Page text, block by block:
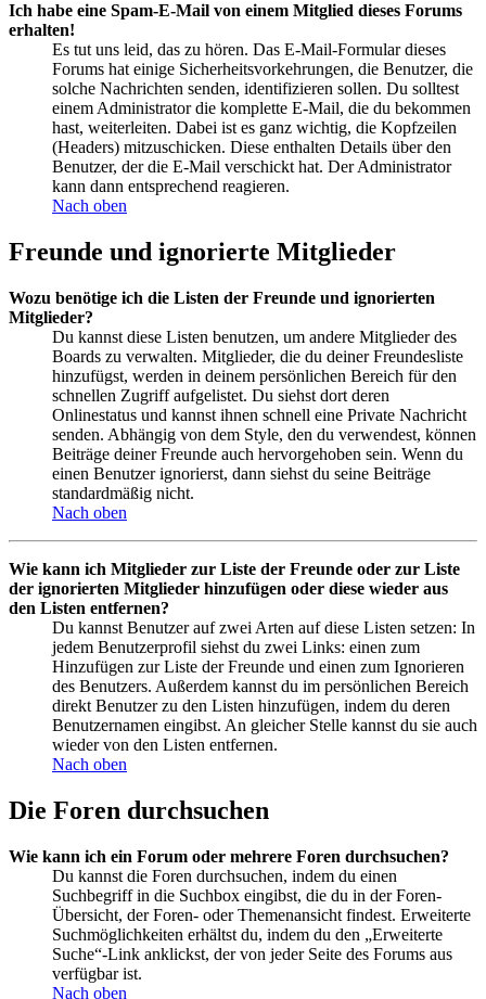
Ich habe eine Spam-E-Mail von einem Mitglied dieses Forums
erhalten!
Es tut uns leid, das zu hören. Das E-Mail-Formular dieses
Forums hat einige Sicherheitsvorkehrungen, die Benutzer, die
solche Nachrichten senden, identifizieren sollen. Du solltest
einem Administrator die komplette E-Mail, die du bekommen
hast, weiterleiten. Dabei ist es ganz wichtig, die Kopfzeilen
(Headers) mitzuschicken. Diese enthalten Details über den
Benutzer, der die E-Mail verschickt hat. Der Administrator
kann dann entsprechend reagieren.
Nach oben
Freunde und ignorierte Mitglieder
Wozu benötige ich die Listen der Freunde und ignorierten
Mitglieder?
Du kannst diese Listen benutzen, um andere Mitglieder des
Boards zu verwalten. Mitglieder, die du deiner Freundesliste
hinzufügst, werden in deinem persönlichen Bereich für den
schnellen Zugriff aufgelistet. Du siehst dort deren
Onlinestatus und kannst ihnen schnell eine Private Nachricht
senden. Abhängig von dem Style, den du verwendest, können
Beiträge deiner Freunde auch hervorgehoben sein. Wenn du
einen Benutzer ignorierst, dann siehst du seine Beiträge
standardmäßig nicht.
Nach oben
Wie kann ich Mitglieder zur Liste der Freunde oder zur Liste
der ignorierten Mitglieder hinzufügen oder diese wieder aus
den Listen entfernen?
Du kannst Benutzer auf zwei Arten auf diese Listen setzen: In
jedem Benutzerprofil siehst du zwei Links: einen zum
Hinzufügen zur Liste der Freunde und einen zum Ignorieren
des Benutzers. Außerdem kannst du im persönlichen Bereich
direkt Benutzer zu den Listen hinzufügen, indem du deren
Benutzernamen eingibst. An gleicher Stelle kannst du sie auch
wieder von den Listen entfernen.
Nach oben
Die Foren durchsuchen
Wie kann ich ein Forum oder mehrere Foren durchsuchen?
Du kannst die Foren durchsuchen, indem du einen
Suchbegriff in die Suchbox eingibst, die du in der Foren-
Übersicht, der Foren- oder Themenansicht findest. Erweiterte
Suchmöglichkeiten erhältst du, indem du den „Erweiterte
Suche“-Link anklickst, der von jeder Seite des Forums aus
verfügbar ist.
Nach oben